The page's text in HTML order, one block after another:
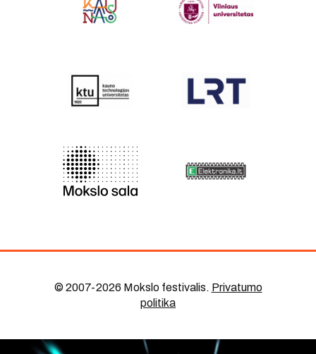
© 2007-2026 Mokslo festivalis. Privatumo
politika